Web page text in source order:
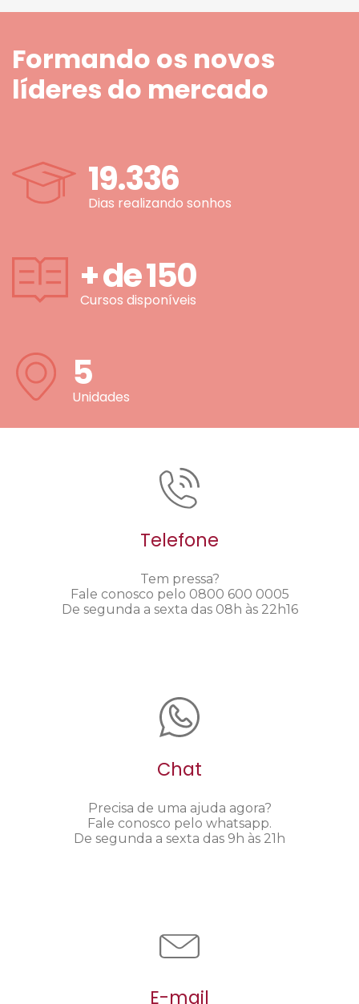
Formando os novos
líderes do mercado
19.336
Dias realizando sonhos
+ de150
Cursos disponíveis
5
Unidades
Telefone
Tem pressa?
Fale conosco pelo 0800 600 0005
De segunda a sexta das 08h às 22h16
Chat
Precisa de uma ajuda agora?
Fale conosco pelo whatsapp.
De segunda a sexta das 9h às 21h
E-mail